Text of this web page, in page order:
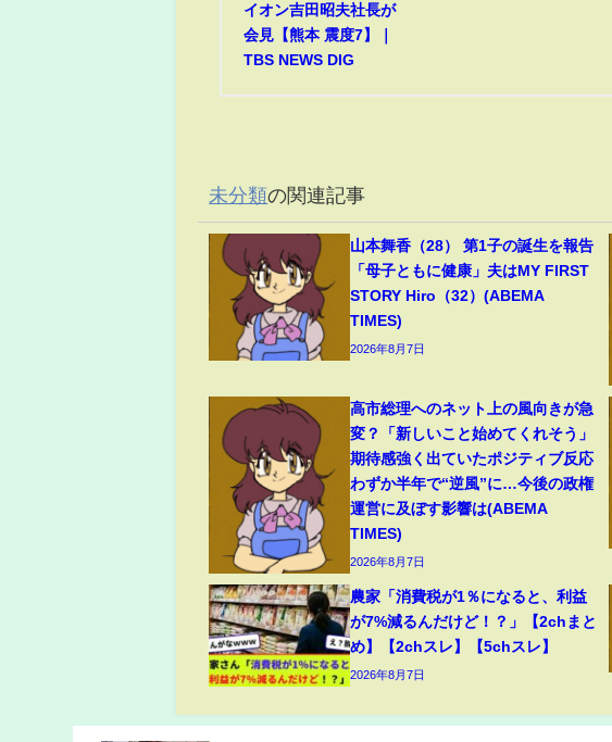
イオン吉田昭夫社長が
会見【熊本 震度7】｜
TBS NEWS DIG
未分類の関連記事
山本舞香（28） 第1子の誕生を報告
「母子ともに健康」夫はMY FIRST
STORY Hiro（32）(ABEMA
TIMES)
2026年8月7日
高市総理へのネット上の風向きが急
変？「新しいこと始めてくれそう」
期待感強く出ていたポジティブ反応
わずか半年で“逆風”に…今後の政権
運営に及ぼす影響は(ABEMA
TIMES)
2026年8月7日
農家「消費税が1％になると、利益
が7%減るんだけど！？」【2chまと
め】【2chスレ】【5chスレ】
2026年8月7日